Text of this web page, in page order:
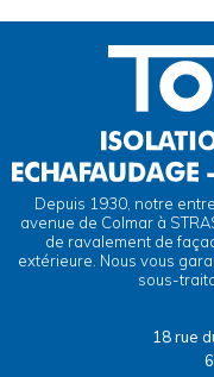
Depuis 1930, notre
avenue de Colmar à
de ravalement de
extérieure. Nous vous
sous-
18 rue